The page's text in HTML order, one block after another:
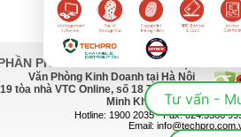
PHÁT TRIỂN CÔNG NGHỆ
Văn Phòng Kinh Doanh tại Hà Nội
tòa nhà VTC Online, số 18 Tam Trinh
Minh Khai, Hà Nội
Hotline: 1900 2035 - Fax: 024.3366
Email:
Tư vấn -